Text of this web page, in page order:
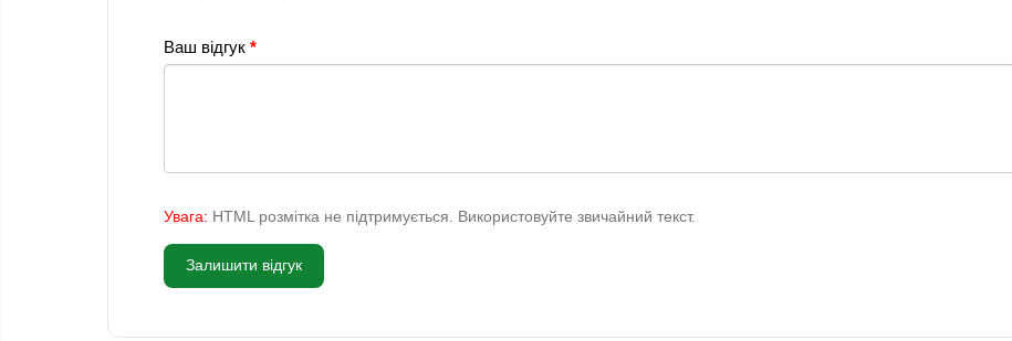
Ваш відгук
Увага: HTML розмітка не підтримується. Використовуйте звичайний текст.
Залишити відгук